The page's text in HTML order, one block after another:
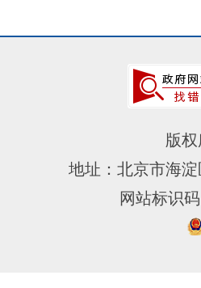
版
地址：北京市海
网站标识